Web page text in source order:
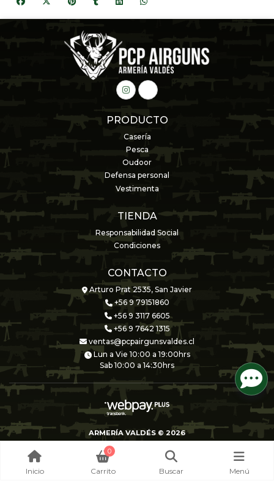
PRODUCTO
Casería
Pesca
Oudoor
Defensa personal
Vestimenta
TIENDA
Responsabilidad Social
Condiciones
CONTACTO
Arturo Prat 2535, San Javier
+56 9 79151860
+56 9 3117 6605
+56 9 7642 1315
ventas@pcpairgunsvaldes.cl
Lun a Vie 10:00 a 19:00hrs
Sab 10:00 a 14:30hrs
ARMERÍA VALDÉS © 2026
Creado por
Inicio
0
Carrito Buscar Menú